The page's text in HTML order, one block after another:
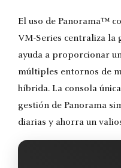
El uso de Panorama™
VM-Series centraliza la
ayuda a proporcionar
múltiples entornos de
híbrida. La consola
gestión de Panorama
diarias y ahorra un